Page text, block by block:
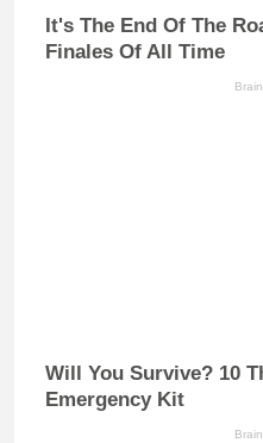
It's The End Of The
Finales Of All Time
Will You Survive? 10
Emergency Kit